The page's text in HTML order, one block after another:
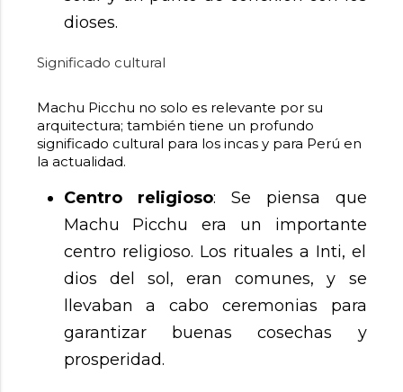
dioses.
Significado cultural
Machu Picchu no solo es relevante por su
arquitectura; también tiene un profundo
significado cultural para los incas y para Perú en
la actualidad.
Centro religioso: Se piensa que
Machu Picchu era un importante
centro religioso. Los rituales a Inti, el
dios del sol, eran comunes, y se
llevaban a cabo ceremonias para
garantizar buenas cosechas y
prosperidad.